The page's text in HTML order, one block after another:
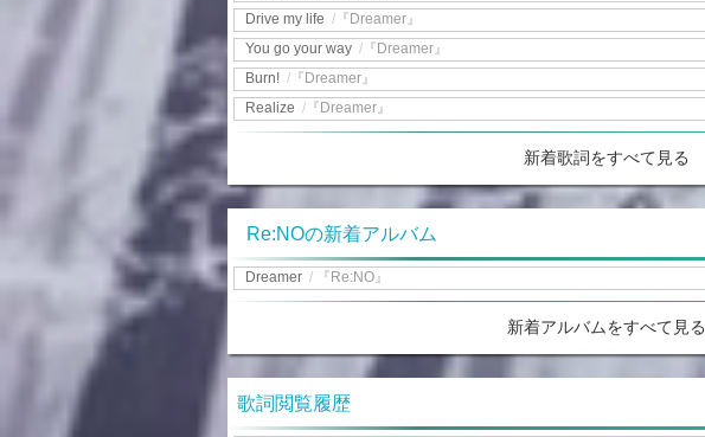
Drive my life / 『Dreamer』
You go your way / 『Dreamer』
Burn! / 『Dreamer』
Realize / 『Dreamer』
新着歌詞をすべて見る
Re:NOの新着アルバム
Dreamer / 『Re:NO』
新着アルバムをすべて見る
歌詞閲覧履歴